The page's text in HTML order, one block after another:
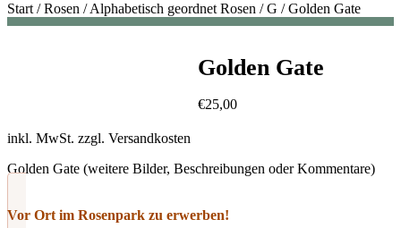
Start /Rosen /Alphabetisch geordnet Rosen /G /Golden Gate
Golden Gate
€25,00
inkl. MwSt. zzgl. Versandkosten
Golden Gate (weitere Bilder, Beschreibungen oder Kommentare)
Vor Ort im Rosenpark zu erwerben!